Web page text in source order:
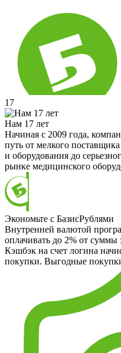
17
Нам 17 лет
Начиная с 2009 года,
путь от мелкого
и оборудования до
рынке медицинского
Экономьте с БазисРублями
Внутренней валютой
оплачивать до 2% от суммы
Кэшбэк на счет логина
покупки. Выгодные